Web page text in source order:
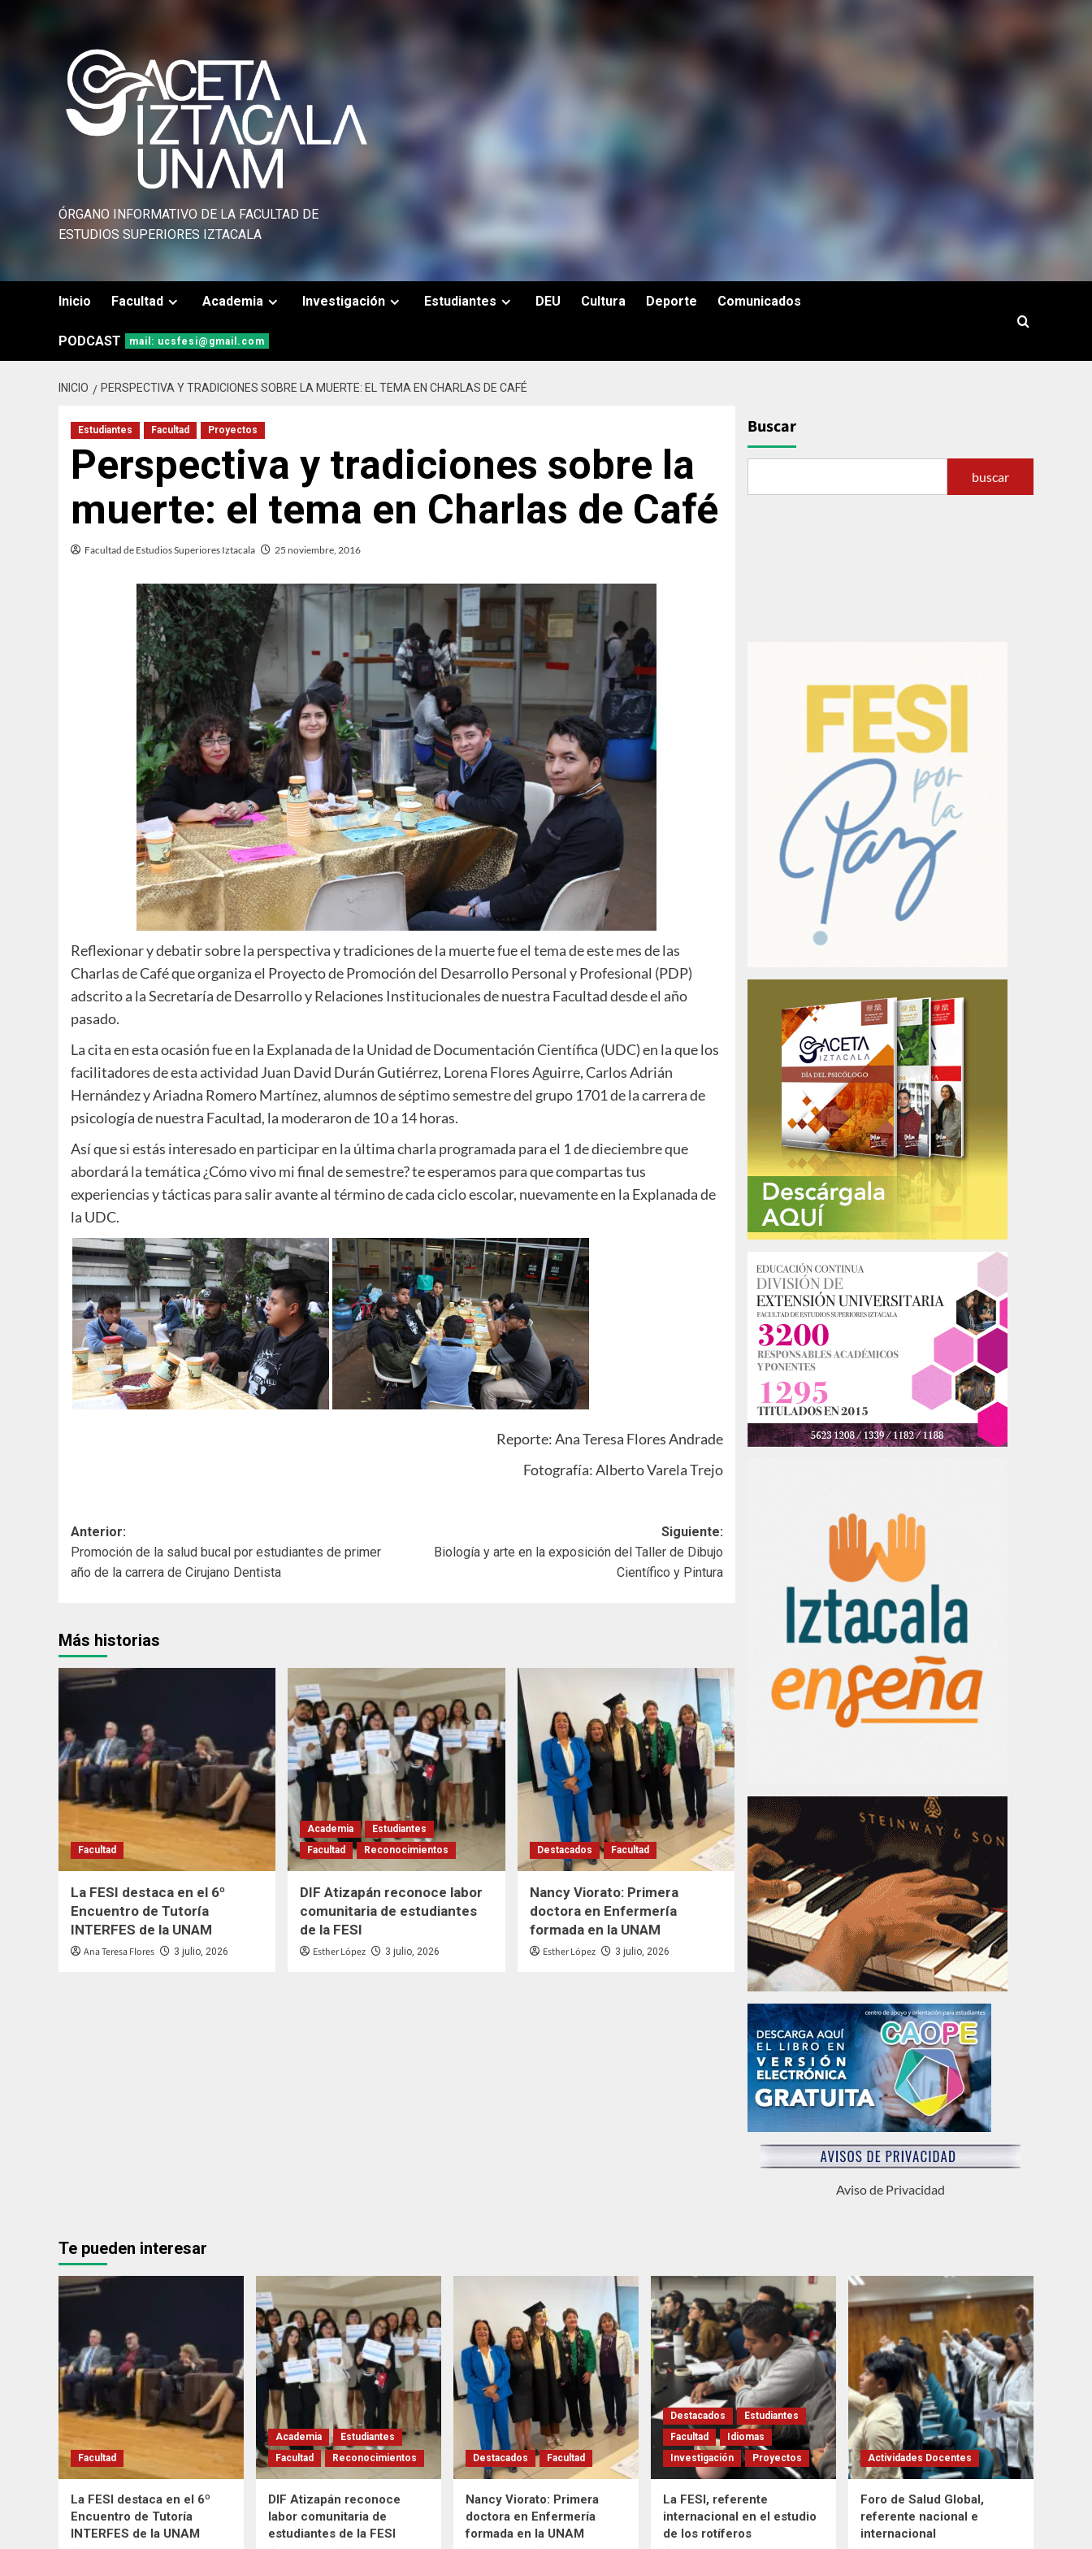
ÓRGANO INFORMATIVO DE LA FACULTAD DE
ESTUDIOS SUPERIORES IZTACALA
Inicio Facultad Academia Investigación Estudiantes DEU Cultura Deporte Comunicados
PODCAST mail: ucsfesi@gmail.com
INICIO PERSPECTIVA Y TRADICIONES SOBRE LA MUERTE: EL TEMA EN CHARLAS DE CAFÉ
Estudiantes Facultad Proyectos
Perspectiva y tradiciones sobre la
muerte: el tema en Charlas de Café
Facultad de Estudios Superiores Iztacala 25 noviembre, 2016
Reflexionar y debatir sobre la perspectiva y tradiciones de la muerte fue el tema de este mes de las
Charlas de Café que organiza el Proyecto de Promoción del Desarrollo Personal y Profesional (PDP)
adscrito a la Secretaría de Desarrollo y Relaciones Institucionales de nuestra Facultad desde el año
pasado.
La cita en esta ocasión fue en la Explanada de la Unidad de Documentación Científica (UDC) en la que los
facilitadores de esta actividad Juan David Durán Gutiérrez, Lorena Flores Aguirre, Carlos Adrián
Hernández y Ariadna Romero Martínez, alumnos de séptimo semestre del grupo 1701 de la carrera de
psicología de nuestra Facultad, la moderaron de 10 a 14 horas.
Así que si estás interesado en participar en la última charla programada para el 1 de dieciembre que
abordará la temática ¿Cómo vivo mi final de semestre? te esperamos para que compartas tus
experiencias y tácticas para salir avante al término de cada ciclo escolar, nuevamente en la Explanada de
la UDC.
Reporte: Ana Teresa Flores Andrade
Fotografía: Alberto Varela Trejo
Navegación
de
Anterior:
Promoción de la salud bucal por estudiantes de primer
año de la carrera de Cirujano Dentista
Siguiente:
Biología y arte en la exposición del Taller de Dibujo
Científico y Pintura
Más historias
Facultad
La FESI destaca en el 6º
Encuentro de Tutoría
INTERFES de la UNAM
Ana Teresa Flores 3 julio, 2026
Academia
Estudiantes
Facultad
Reconocimientos
DIF Atizapán reconoce labor
comunitaria de estudiantes
de la FESI
Esther López 3 julio, 2026
Destacados Facultad
Nancy Viorato: Primera
doctora en Enfermería
formada en la UNAM
Esther López 3 julio, 2026
Buscar
buscar
Aviso de Privacidad
Te pueden interesar
Facultad
La FESI destaca en el 6º
Encuentro de Tutoría
INTERFES de la UNAM
Academia
Estudiantes
Facultad
Reconocimientos
DIF Atizapán reconoce
labor comunitaria de
estudiantes de la FESI
Destacados Facultad
Nancy Viorato: Primera
doctora en Enfermería
formada en la UNAM
Destacados
Estudiantes
Facultad
Idiomas
Investigación
Proyectos
La FESI, referente
internacional en el estudio
de los rotíferos
Actividades Docentes
Foro de Salud Global,
referente nacional e
internacional